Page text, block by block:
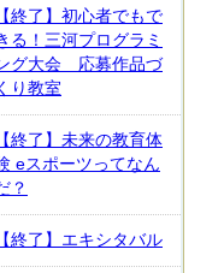
【終了】初心者でもで
る！三河プログラミ
グ大会 応募作品づ
り教室
【終了】未来の教育体
eスポーツってなん
？
【終了】エキシタバル